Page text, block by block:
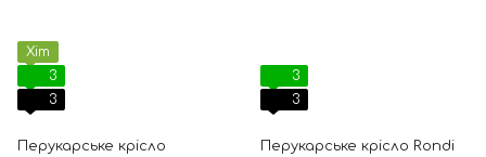
Хіт
3
3
Перукарське крісло
3
3
Перукарське крісло Rondi